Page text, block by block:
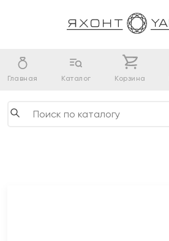
Главная Каталог Корзина